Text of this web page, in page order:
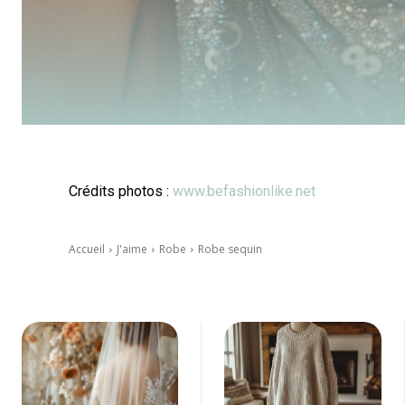
Crédits photos : www.befashionlike.net
Accueil J'aime Robe Robe sequin